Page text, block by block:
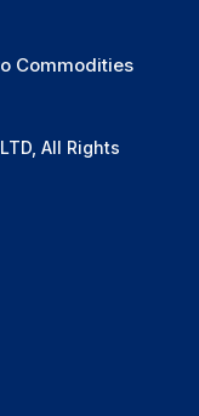
टन पर बंद हुआ।
कारोबार वाले
बुशल पर
द्वारा यूक्रेन को
है और बाजार
बड़े निर्यातकों को
Commodities
All Rights